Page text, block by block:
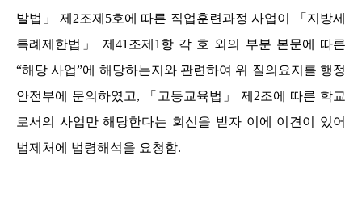
발법 」 제 2조제 5호에 따른 직업훈련과정 사업이 「 지방세
특례제한법 」 제 41 조제 1 항 각 호 외의 부분 본문에 따른
“해당 사업”에 해당하는지와 관련하여 위 질의요지를 행정
안전부에 문의하였고, 「 고등교육법 」 제 2조에 따른 학교
로서의 사업만 해당한다는 회신을 받자 이에 이견이 있어
법제처에 법령해석을 요청함.